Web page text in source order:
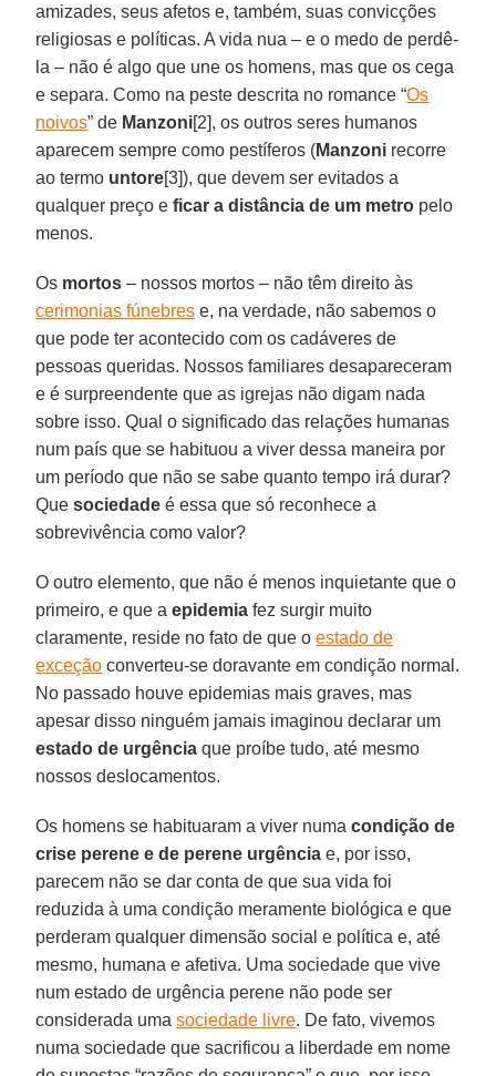
amizades, seus afetos e, também, suas convicções
religiosas e políticas. A vida nua – e o medo de perdê-
la – não é algo que une os homens, mas que os cega
e separa. Como na peste descrita no romance “Os
noivos” de Manzoni[2], os outros seres humanos
aparecem sempre como pestíferos (Manzoni recorre
ao termo untore[3]), que devem ser evitados a
qualquer preço eficar a distância de um metro pelo
menos.
Os mortos – nossos mortos – não têm direito às
cerimonias fúnebres e, na verdade, não sabemos o
que pode ter acontecido com os cadáveres de
pessoas queridas. Nossos familiares desapareceram
e é surpreendente que as igrejas não digam nada
sobre isso. Qual o significado das relações humanas
num país que se habituou a viver dessa maneira por
um período que não se sabe quanto tempo irá durar?
Quesociedade é essa que só reconhece a
sobrevivência como valor?
O outro elemento, que não é menos inquietante que o
primeiro, e que aepidemia fez surgir muito
claramente, reside no fato de que oestado de
exceção converteu-se doravante em condição normal.
No passado houve epidemias mais graves, mas
apesar disso ninguém jamais imaginou declarar um
estado de urgência que proíbe tudo, até mesmo
nossos deslocamentos.
Os homens se habituaram a viver numacondição de
crise perene e de perene urgência e, por isso,
parecem não se dar conta de que sua vida foi
reduzida à uma condição meramente biológica e que
perderam qualquer dimensão social e política e, até
mesmo, humana e afetiva. Uma sociedade que vive
num estado de urgência perene não pode ser
considerada umasociedade livre. De fato, vivemos
numa sociedade que sacrificou a liberdade em nome